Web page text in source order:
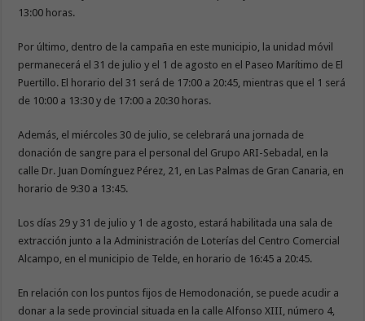
13:00 horas.
Por último, dentro de la campaña en este municipio, la unidad móvil
permanecerá el 31 de julio y el 1 de agosto en el Paseo Marítimo de El
Puertillo. El horario del 31 será de 17:00 a 20:45, mientras que el 1 será
de 10:00 a 13:30 y de 17:00 a 20:30 horas.
Además, el miércoles 30 de julio, se celebrará una jornada de
donación de sangre para el personal del Grupo ARI-Sebadal, en la
calle Dr. Juan Domínguez Pérez, 21, en Las Palmas de Gran Canaria, en
horario de 9:30 a 13:45.
Los días 29 y 31 de julio y 1 de agosto, estará habilitada una sala de
extracción junto a la Administración de Loterías del Centro Comercial
Alcampo, en el municipio de Telde, en horario de 16:45 a 20:45.
En relación con los puntos fijos de Hemodonación, se puede acudir a
donar a la sede provincial situada en la calle Alfonso XIII, número 4,